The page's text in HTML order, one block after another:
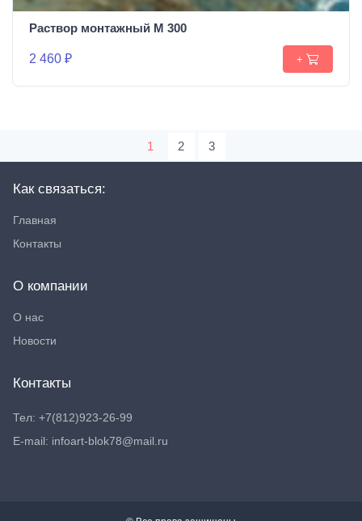
Раствор монтажный М 300
2 460 ₽ +
1 2 3
Как связаться:
Главная
Контакты
О компании
О нас
Новости
Контакты
Тел: +7(812)923-26-99
E-mail: infoart-blok78@mail.ru